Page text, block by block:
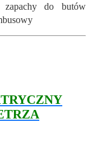
zapachy do butów